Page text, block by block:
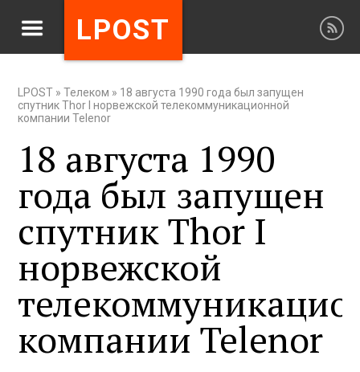
LPOST
LPOST »Телеком » 18 августа 1990 года был запущен
спутник Thor I норвежской телекоммуникационной
компании Telenor
18 августа 1990
года был запущен
спутник Thor I
норвежской
компании Telenor